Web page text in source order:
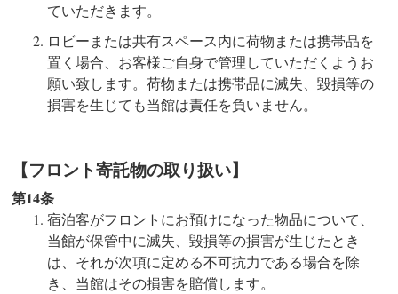
ていただきます。
ロビーまたは共有スペース内に荷物または携帯品を
置く場合、お客様ご自身で管理していただくようお
願い致します。荷物または携帯品に滅失、毀損等の
損害を生じても当館は責任を負いません。
【フロント寄託物の取り扱い】
第14条
宿泊客がフロントにお預けになった物品について、
当館が保管中に滅失、毀損等の損害が生じたとき
は、それが次項に定める不可抗力である場合を除
き、当館はその損害を賠償します。